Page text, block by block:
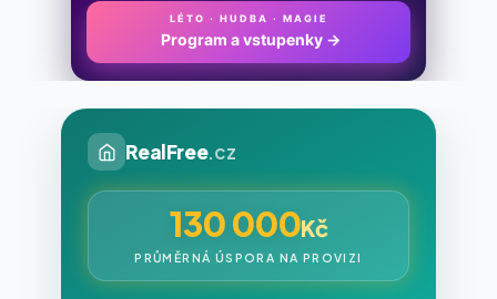
LÉTO · HUDBA · MAGIE
Program a vstupenky→
RealFree.cz
130 000Kč
PRŮMĚRNÁ ÚSPORA NA PROVIZI